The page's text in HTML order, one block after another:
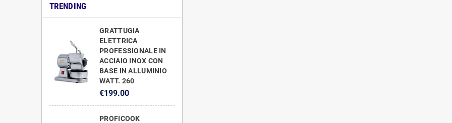
TRENDING
GRATTUGIA
ELETTRICA
PROFESSIONALE IN
ACCIAIO INOX CON
BASE IN ALLUMINIO
WATT. 260
€199.00
PROFICOOK